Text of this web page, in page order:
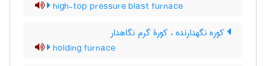
high-top pressure blast furnace
کوره نگهدارنده ، کورۀ گرم نگاهدار
holding furnace